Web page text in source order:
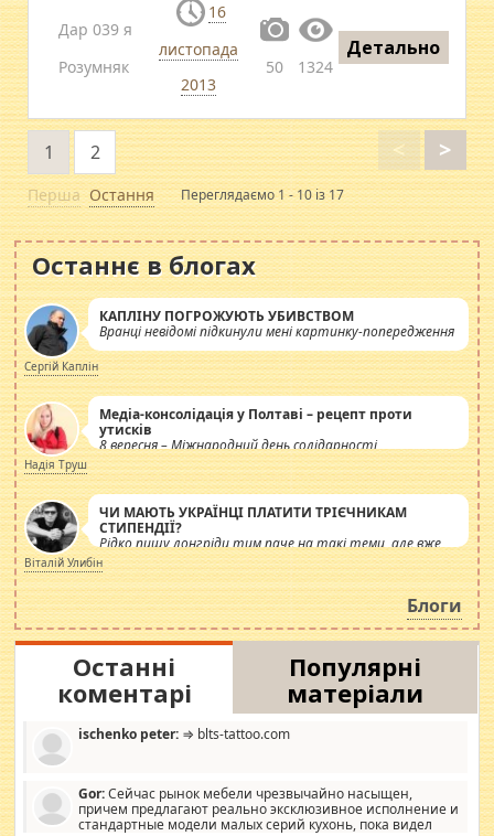
Дар 039 я
Розумняк
16
листопада
2013
50 1324
Детально
Перша
<
1 2 >
Остання Переглядаємо 1 - 10 із 17
Останнє в блогах
КАПЛІНУ ПОГРОЖУЮТЬ УБИВСТВОМ
Вранці невідомі підкинули мені картинку-попередження
Сергій Каплін
Медіа-консолідація у Полтаві – рецепт проти
утисків
8 вересня – Міжнародний день солідарності
журналістів.
Надія Труш
ЧИ МАЮТЬ УКРАЇНЦІ ПЛАТИТИ ТРІЄЧНИКАМ
СТИПЕНДІЇ?
Рідко пишу лонгріди тим паче на такі теми, але вже
просто дістало! Обурюють сьогоднішні інсенуації
навколо стипендіального питання. Штучно
роздувається ще одна соціальна катастрофа.
Віталій Улибін
Блоги
Останні
коментарі
Популярні
матеріали
ischenko peter: ⇒ blts-tattoo.com
Gor:Сейчас рынок мебели чрезвычайно насыщен,
причем предлагают реально эксклюзивное исполнение и
стандартные модели малых серий кухонь, пока видел